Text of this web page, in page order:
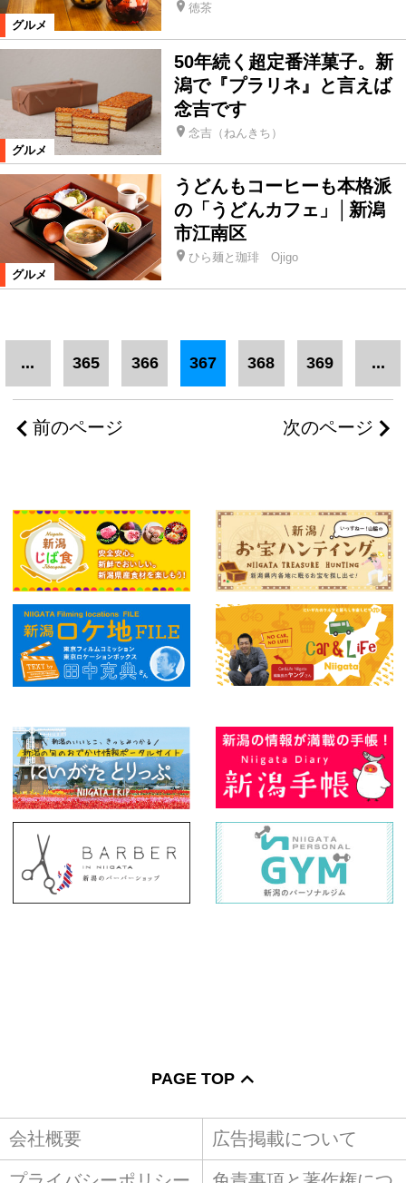
グルメ
徳茶
グルメ
50年続く超定番洋菓子。新
潟で『プラリネ』と言えば
念吉です
念吉（ねんきち）
グルメ
うどんもコーヒーも本格派
の「うどんカフェ」│新潟
市江南区
ひら麺と珈琲 Ojigo
前のページ
... 365 366 367 368 369 ...
次のページ
PAGE TOP
会社概要 広告掲載について